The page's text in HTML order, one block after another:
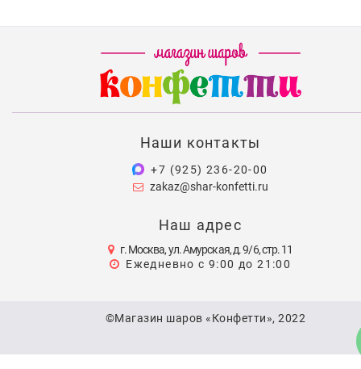
Наши контакты
+7 (925) 236-20-00
zakaz@shar-konfetti.ru
Наш адрес
г. Москва, ул. Амурская, д. 9/6, стр. 11
Ежедневно с 9:00 до 21:00
©Магазин шаров «Конфетти», 2022